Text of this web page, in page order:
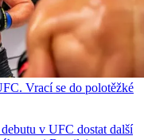
Vrací se do polotěžké
v UFC dostat další